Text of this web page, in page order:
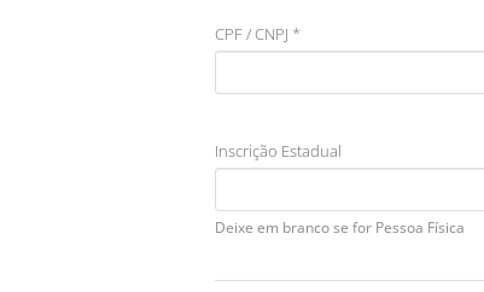
CPF / CNPJ *
Inscrição Estadual
Deixe em branco se for Pessoa Física